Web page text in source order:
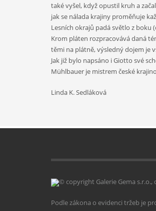
také vyšel, když opustil kruh a
jak se nálada krajiny proměňuje
Lesních okrajů padá světlo z boku
Krom pláten rozpracovává daná
těmi na plátně, výsledný dojem je
Jak již bylo napsáno i Giotto své
Mühlbauer je mistrem české
Linda K. Sedláková
© copyright Galerie Gema s.r.o.,
Podle zákona o evidenci tržeb je